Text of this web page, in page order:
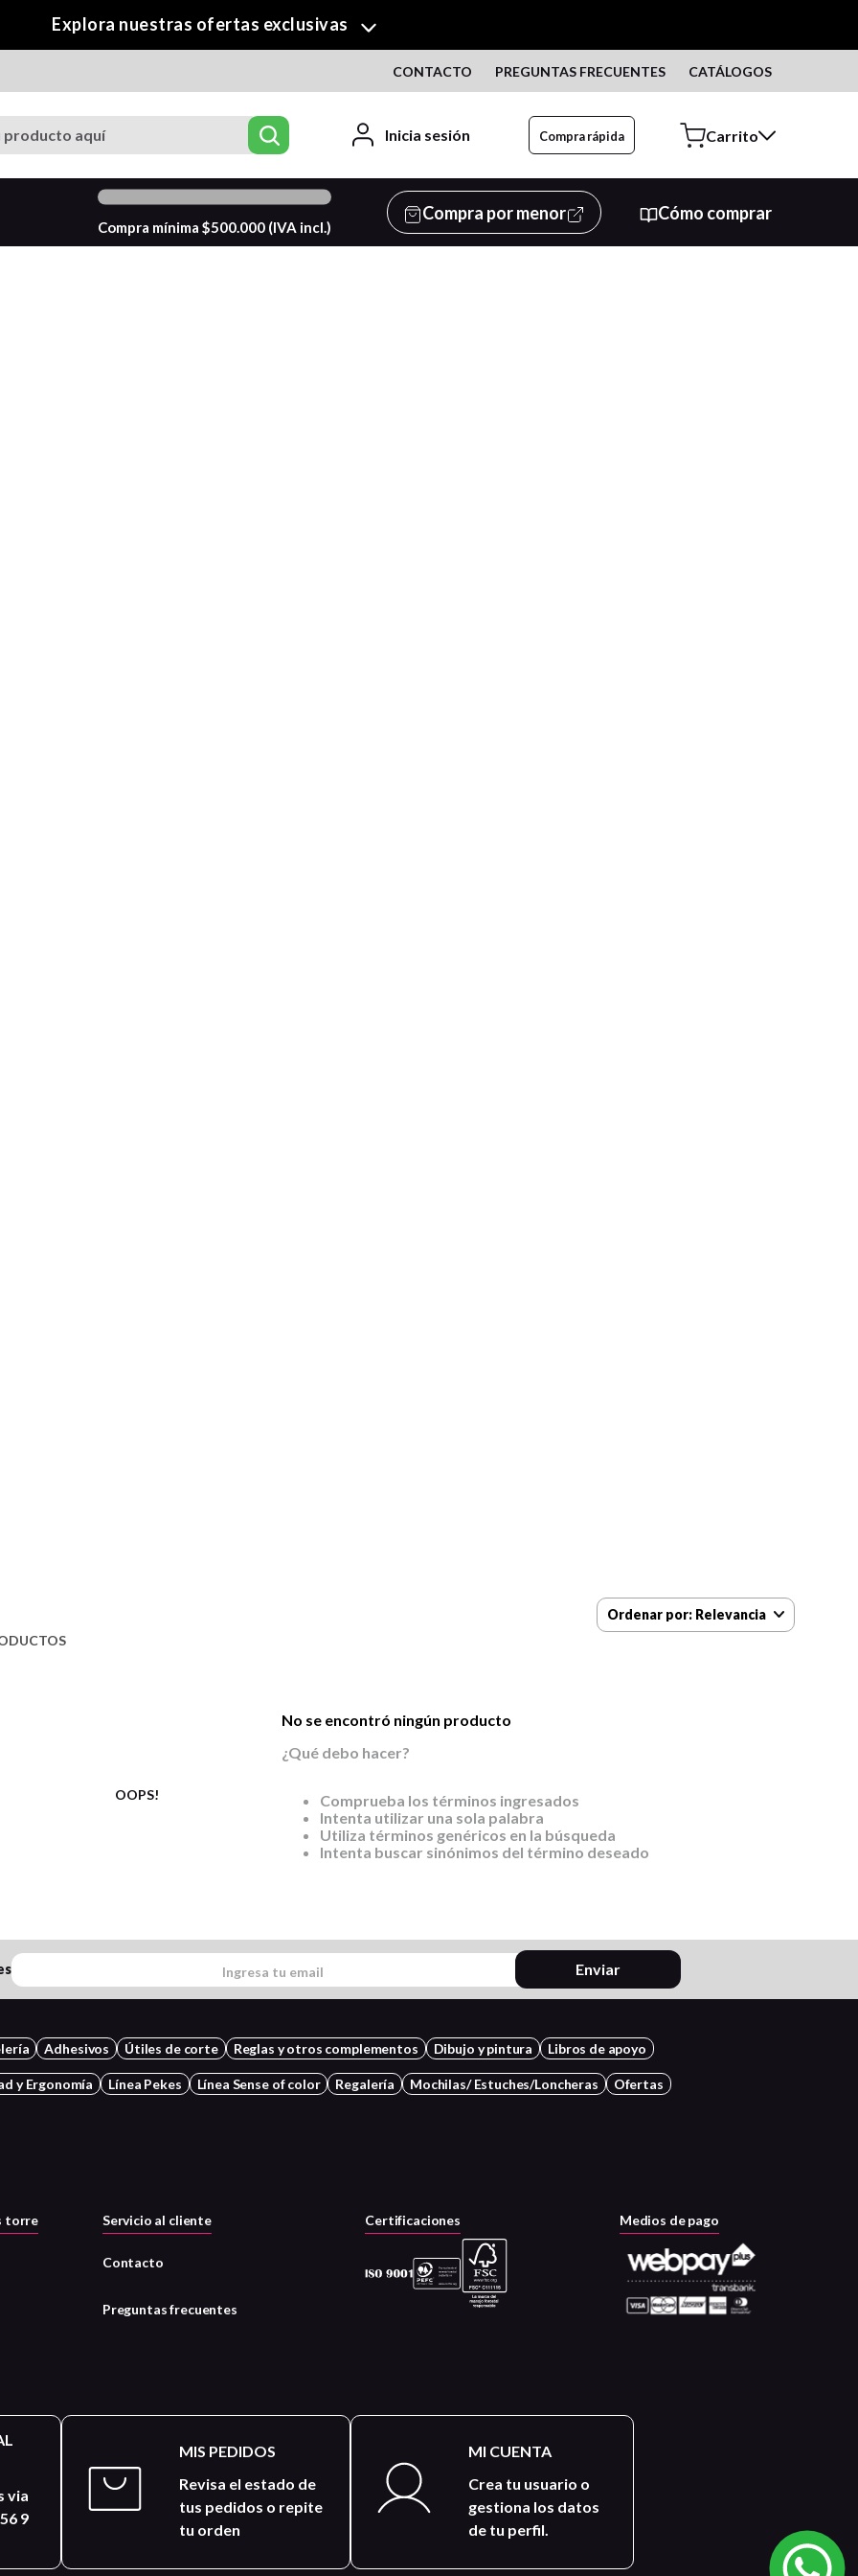
Explora nuestras ofertas exclusivas
CONTACTO PREGUNTAS FRECUENTES CATÁLOGOS
Inicia sesión Compra rápida
Compra mínima $500.000(IVA incl.)
Compra por menor Cómo comprar
Ordenar por Relevancia
OOPS!
No se encontró ningún producto
¿Qué debo hacer?
Comprueba los términos ingresados
Intenta utilizar una sola palabra
Utiliza términos genéricos en la búsqueda
Intenta buscar sinónimos del término deseado
Enviar
Adhesivos Útiles de corte Reglas y otros complementos Dibujo y pintura Libros de apoyo
y Ergonomía Línea Pekes Línea Sense of color Regalería Mochilas/ Estuches/Loncheras Ofertas
torre Servicio al cliente
Contacto
Preguntas frecuentes
Certificaciones Medios de pago
via
9
MIS PEDIDOS
Revisa el estado de
tus pedidos o repite
tu orden
MI CUENTA
Crea tu usuario o
gestiona los datos
de tu perfil.